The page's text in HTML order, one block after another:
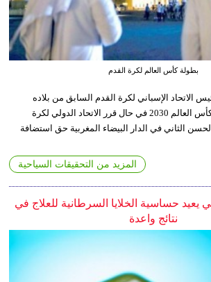
بطولة كأس العالم لكرة القدم
الاتحاد الإسباني لكرة القدم السابق من بلاده
الانسحاب من استضافة كأس العالم 2030 في حال قرر الاتحاد الدولي لكرة
الثاني في الدار البيضاء المغربية حق استضافة
المزيد من التحقيقات السياحية
يعيد حساسية الخلايا السرطانية للعلاج في
نتائج واعدة